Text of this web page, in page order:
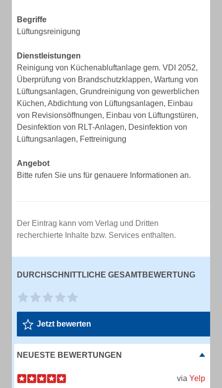
Begriffe
Lüftungsreinigung
Dienstleistungen
Reinigung von Küchenabluftanlage gem. VDI 2052,
Überprüfung von Brandschutzklappen, Wartung von
Lüftungsanlagen, Grundreinigung von gewerblichen
Küchen, Abdichtung von Lüftungsanlagen, Einbau
von Revisionsöffnungen, Einbau von Lüftungstüren,
Desinfektion von RLT-Anlagen, Desinfektion von
Lüftungsanlagen, Fettreinigung
Angebot
Bitte rufen Sie uns für genauere Informationen an.
Der Eintrag kann vom Verlag und Dritten
recherchierte Inhalte bzw. Services enthalten.
DURCHSCHNITTLICHE GESAMTBEWERTUNG
Jetzt bewerten
NEUESTE BEWERTUNGEN
via Yelp